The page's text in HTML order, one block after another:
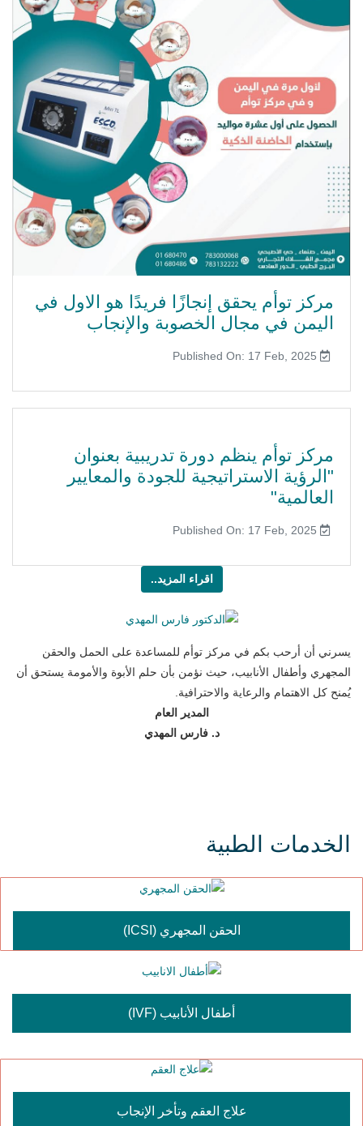
مركز توأم يحقق إنجازًا فريدًا هو الاول في
اليمن في مجال الخصوبة والإنجاب
مركز توأم ينظم دورة تدريبية بعنوان
"الرؤية الاستراتيجية للجودة والمعايير
العالمية"
اقراء المزيد..
يسرني أن أرحب بكم في مركز توأم للمساعدة على الحمل والحقن
المجهري وأطفال الأنابيب، حيث نؤمن بأن حلم الأبوة والأمومة يستحق أن
يُمنح كل الاهتمام والرعاية والاحترافية.
المدير العام
د. فارس المهدي
الخدمات الطبية
الحقن المجهري (ICSI)
أطفال الأنابيب (IVF)
علاج العقم وتأخر الإنجاب